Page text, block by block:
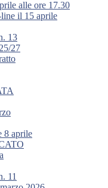
alle ore 17.30
il 15 aprile
13
27
8 aprile
11